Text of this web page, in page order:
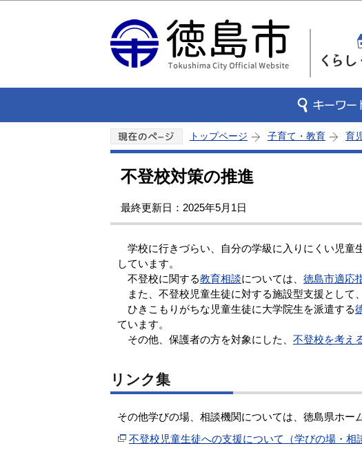
トップページ 子育て・教育 育
不登校対策の推進
最終更新日：2025年5月1日
学校に行きづらい、自分の学級に入りにくい児童
しています。
不登校に関する教育相談については、 徳島市適応
また、不登校児童生徒に対する施設型支援として、
ひきこもりがちな児童生徒に大学院生を派遣する
ています。
その他、保護者の方を対象にした、 不登校を考え
リンク集
その他学びの場、相談機関については、徳島県ホー
不登校児童生徒への支援について（学びの場・